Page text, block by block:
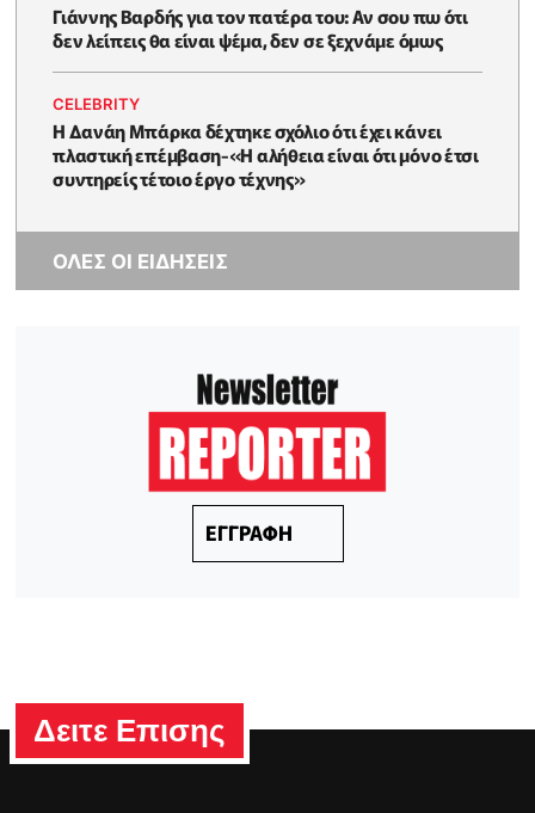
Γιάννης Βαρδής για τον πατέρα του: Αν σου πω ότι
δεν λείπεις θα είναι ψέμα, δεν σε ξεχνάμε όμως
CELEBRITY
Η Δανάη Μπάρκα δέχτηκε σχόλιο ότι έχει κάνει
πλαστική επέμβαση-«Η αλήθεια είναι ότι μόνο έτσι
συντηρείς τέτοιο έργο τέχνης»
ΟΛΕΣ ΟΙ ΕΙΔΗΣΕΙΣ
ΕΓΓΡΑΦΗ
Δειτε Επισης